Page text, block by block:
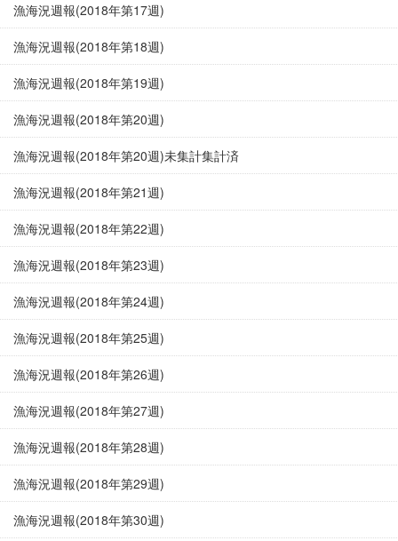
漁海況週報(2018年第17週)
漁海況週報(2018年第18週)
漁海況週報(2018年第19週)
漁海況週報(2018年第20週)
漁海況週報(2018年第20週)未集計集計済
漁海況週報(2018年第21週)
漁海況週報(2018年第22週)
漁海況週報(2018年第23週)
漁海況週報(2018年第24週)
漁海況週報(2018年第25週)
漁海況週報(2018年第26週)
漁海況週報(2018年第27週)
漁海況週報(2018年第28週)
漁海況週報(2018年第29週)
漁海況週報(2018年第30週)